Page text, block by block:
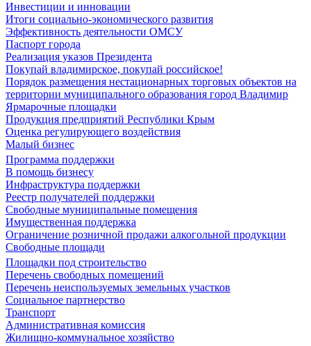
Инвестиции и инновации
Итоги социально-экономического развития
Эффективность деятельности ОМСУ
Паспорт города
Реализация указов Президента
Покупай владимирское, покупай российское!
Порядок размещения нестационарных торговых объектов на
территории муниципального образования город Владимир
Ярмарочные площадки
Продукция предприятий Республики Крым
Оценка регулирующего воздействия
Малый бизнес
Программа поддержки
В помощь бизнесу
Инфраструктура поддержки
Реестр получателей поддержки
Свободные муниципальные помещения
Имущественная поддержка
Ограничение розничной продажи алкогольной продукции
Свободные площади
Площадки под строительство
Перечень свободных помещений
Перечень неиспользуемых земельных участков
Социальное партнерство
Транспорт
Административная комиссия
Жилищно-коммунальное хозяйство